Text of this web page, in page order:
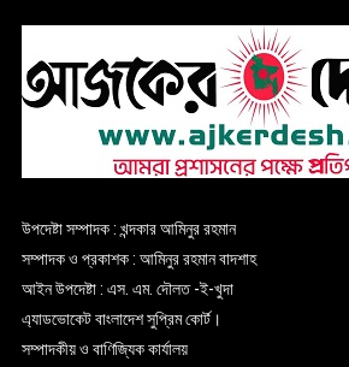
উপদেষ্টা সম্পাদক : খন্দকার আমিনুর রহমান
সম্পাদক ও প্রকাশক : আমিনুর রহমান বাদশাহ
আইন উপদেষ্টা : এস. এম. দৌলত -ই-খুদা
এ্যাডভোকেট বাংলাদেশ সুপ্রিম কোর্ট।
সম্পাদকীয় ও বাণিজ্যিক কার্যালয়